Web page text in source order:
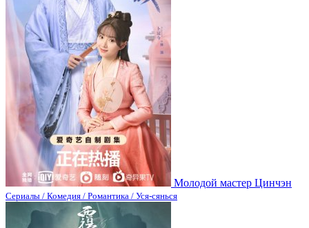
Молодой мастер Цинчэн
Сериалы / Комедия / Романтика / Уся-сянься